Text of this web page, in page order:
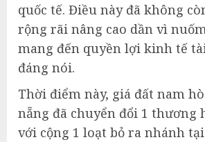
quốc tế. Điều này đã không
rộng rãi nâng cao dần vì
mang đến quyền lợi kinh tế
đáng nói.
Thời điểm này, giá đất nam
nẵng đã chuyển đổi 1 thương
với cộng 1 loạt bỏ ra nhánh